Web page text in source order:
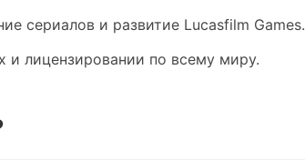
сериалов и развитие Lucasfilm Games.
и лицензировании по всему миру.